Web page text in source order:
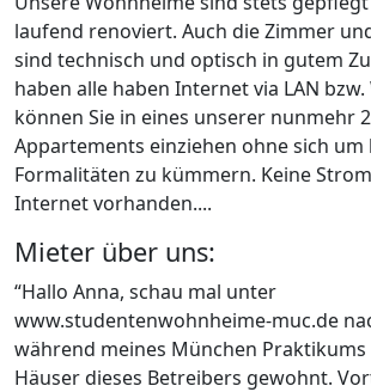
laufend renoviert. Auch die Zimmer
sind technisch und optisch in gutem
haben alle haben Internet via LAN bzw.
können Sie in eines unserer nunmehr
Appartements einziehen ohne sich um
Formalitäten zu kümmern. Keine
Internet vorhanden....
Mieter über uns:
“Hallo Anna, schau mal unter
www.studentenwohnheime-muc.de
während meines München
Häuser dieses Betreibers gewohnt.